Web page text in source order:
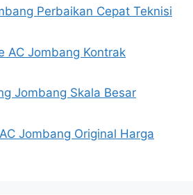
Perbaikan Cepat Teknisi
AC Jombang Kontrak
Jombang Skala Besar
Jombang Original Harga